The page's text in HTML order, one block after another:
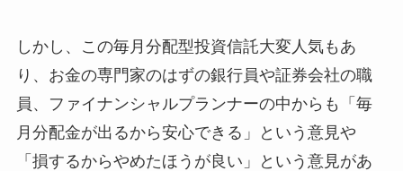
しかし、この毎月分配型投資信託大変人気もあ
り、お金の専門家のはずの銀行員や証券会社の職
員、ファイナンシャルプランナーの中からも「毎
月分配金が出るから安心できる」という意見や
「損するからやめたほうが良い」という意見があ